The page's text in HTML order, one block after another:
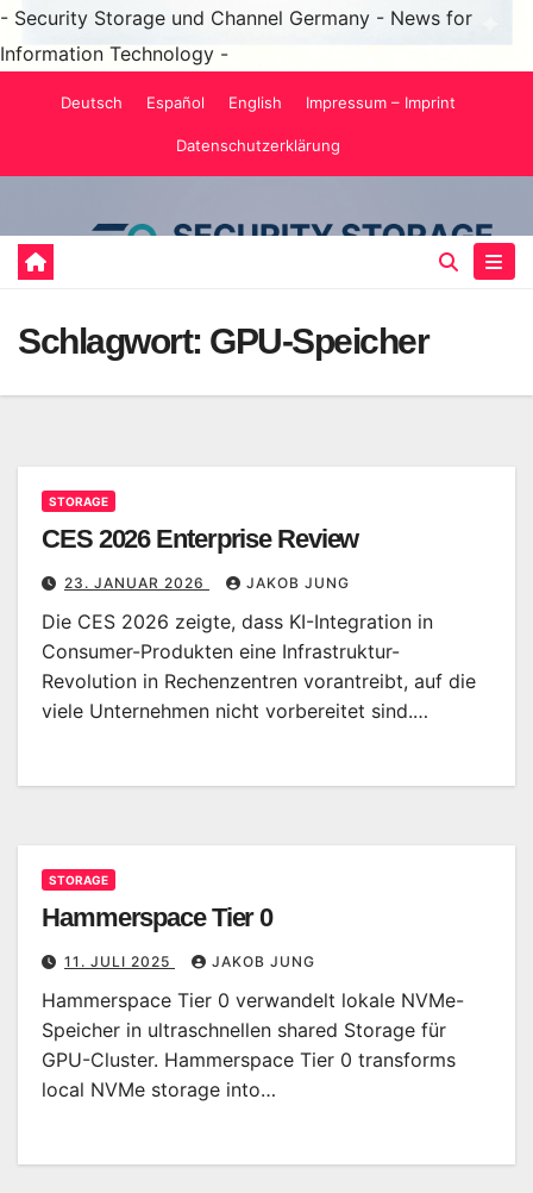
- Security Storage und Channel Germany - News for
Information Technology -
Deutsch Español English Impressum – Imprint
Datenschutzerklärung
Schlagwort: GPU-Speicher
STORAGE
CES 2026 Enterprise Review
23. JANUAR 2026 JAKOB JUNG
Die CES 2026 zeigte, dass KI-Integration in
Consumer-Produkten eine Infrastruktur-
Revolution in Rechenzentren vorantreibt, auf die
viele Unternehmen nicht vorbereitet sind.…
STORAGE
Hammerspace Tier 0
11. JULI 2025 JAKOB JUNG
Hammerspace Tier 0 verwandelt lokale NVMe-
Speicher in ultraschnellen shared Storage für
GPU-Cluster. Hammerspace Tier 0 transforms
local NVMe storage into…